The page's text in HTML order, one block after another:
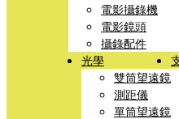
電影攝錄機
電影鏡頭
攝錄配件
光學
雙筒望遠鏡
測距儀
單筒望遠鏡